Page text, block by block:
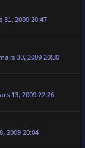
2009 20:47
30, 2009 20:30
13, 2009 22:26
2009 20:04